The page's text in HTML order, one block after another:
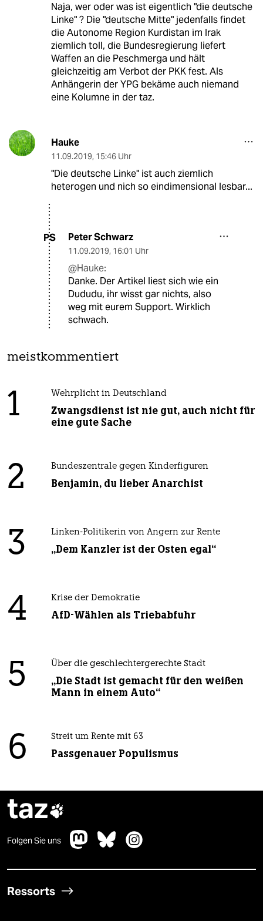
Naja, wer oder was ist eigentlich "die deutsche
Linke" ? Die "deutsche Mitte" jedenfalls findet
die Autonome Region Kurdistan im Irak
ziemlich toll, die Bundesregierung liefert
Waffen an die Peschmerga und hält
gleichzeitig am Verbot der PKK fest. Als
Anhängerin der YPG bekäme auch niemand
eine Kolumne in der taz.
Hauke
11.09.2019, 15:46 Uhr
"Die deutsche Linke" ist auch ziemlich
heterogen und nich so eindimensional lesbar...
PS Peter Schwarz
11.09.2019, 16:01 Uhr
@Hauke:
Danke. Der Artikel liest sich wie ein
Dududu, ihr wisst gar nichts, also
weg mit eurem Support. Wirklich
schwach.
meistkommentiert
1 Wehrplicht in Deutschland
Zwangsdienst ist nie gut, auch nicht für
eine gute Sache
2 Bundeszentrale gegen Kinderfiguren
Benjamin, du lieber Anarchist
3 Linken-Politikerin von Angern zur Rente
„Dem Kanzler ist der Osten egal“
4 Krise der Demokratie
AfD-Wählen als Triebabfuhr
5 Über die geschlechtergerechte Stadt
„Die Stadt ist gemacht für den weißen
Mann in einem Auto“
6 Streit um Rente mit 63
Passgenauer Populismus
taz
Folgen Sie uns
Ressorts